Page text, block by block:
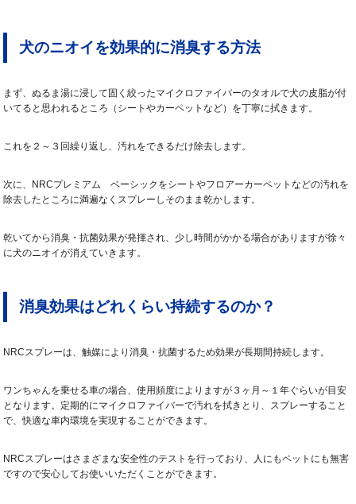
犬のニオイを効果的に消臭する方法
まず、ぬるま湯に浸して固く絞ったマイクロファイバーのタオルで犬の皮脂が付
いてると思われるところ（シートやカーペットなど）を丁寧に拭きます。
これを２～３回繰り返し、汚れをできるだけ除去します。
次に、NRCプレミアム ベーシックをシートやフロアーカーペットなどの汚れを
除去したところに満遍なくスプレーしそのまま乾かします。
乾いてから消臭・抗菌効果が発揮され、少し時間がかかる場合がありますが徐々
に犬のニオイが消えていきます。
消臭効果はどれくらい持続するのか？
NRCスプレーは、触媒により消臭・抗菌するため効果が長期間持続します。
ワンちゃんを乗せる車の場合、使用頻度によりますが３ヶ月～１年ぐらいが目安
となります。定期的にマイクロファイバーで汚れを拭きとり、スプレーすること
で、快適な車内環境を実現することができます。
NRCスプレーはさまざまな安全性のテストを行っており、人にもペットにも無害
ですので安心してお使いいただくことができます。